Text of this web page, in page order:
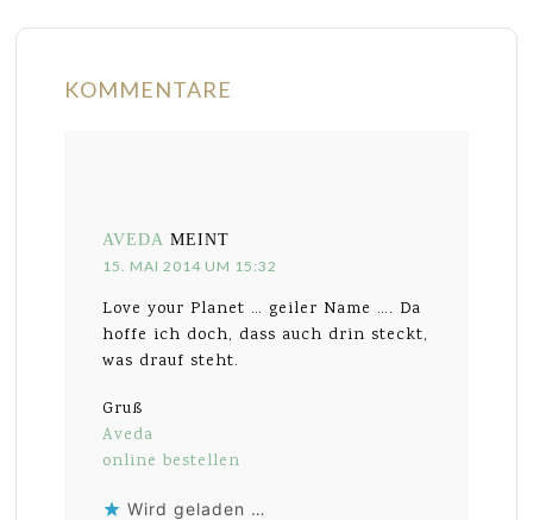
KOMMENTARE
AVEDA MEINT
15. MAI 2014 UM 15:32
Love your Planet … geiler Name …. Da
hoffe ich doch, dass auch drin steckt,
was drauf steht.
Gruß
Aveda
online bestellen
Wird geladen …